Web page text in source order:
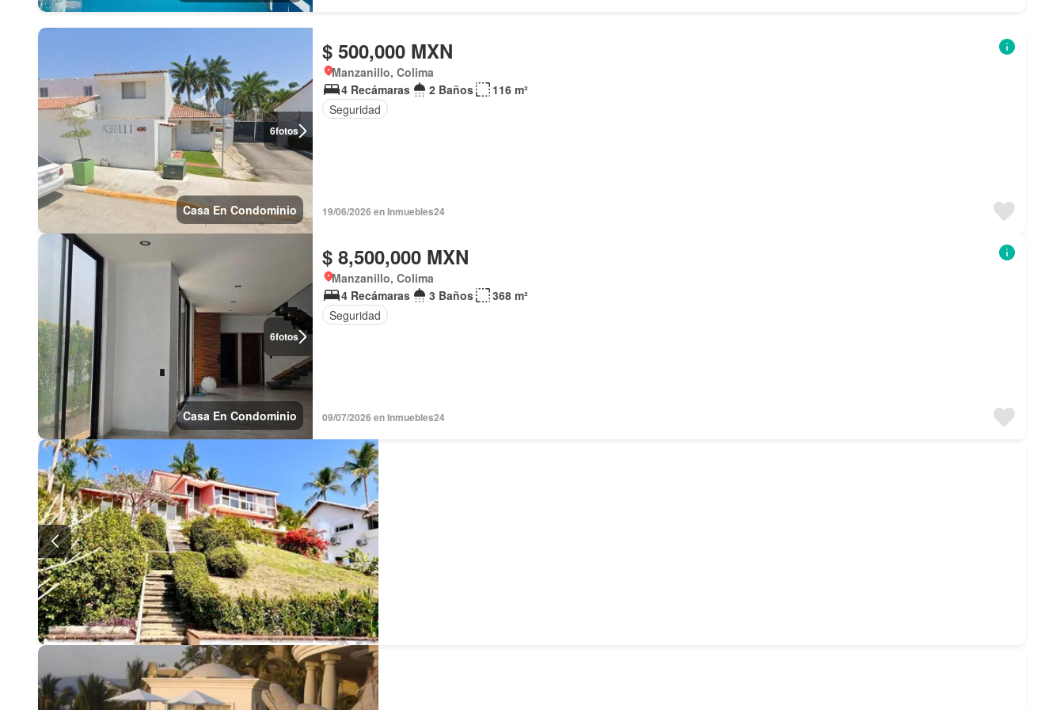
6fotos
Casa En Condominio
$ 500,000 MXN
Manzanillo, Colima
4 Recámaras
2 Baños
116 m²
Seguridad
19/06/2026 en Inmuebles24
6fotos
Casa En Condominio
$ 8,500,000 MXN
Manzanillo, Colima
4 Recámaras
3 Baños
368 m²
Seguridad
09/07/2026 en Inmuebles24